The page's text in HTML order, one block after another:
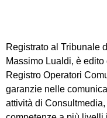
Registrato al Tribunale
Massimo Lualdi, è edito
Registro Operatori
garanzie nelle
attività di